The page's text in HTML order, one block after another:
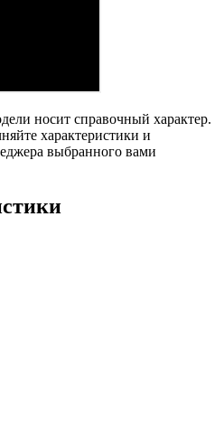
носит справочный характер.
характеристики и
выбранного вами